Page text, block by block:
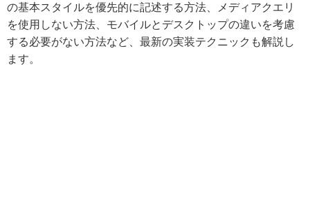
の基本スタイルを優先的に記述する方法、メディアクエリ
を使用しない方法、モバイルとデスクトップの違いを考慮
する必要がない方法など、最新の実装テクニックも解説し
ます。